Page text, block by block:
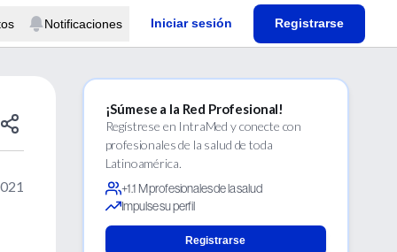
Notificaciones Iniciar sesión Registrarse
¡Súmese a la Red Profesional!
Regístrese en IntraMed y conecte con
profesionales de la salud de toda
Latinoamérica.
+1.1 M profesionales de la salud
Impulse su perfil
Registrarse